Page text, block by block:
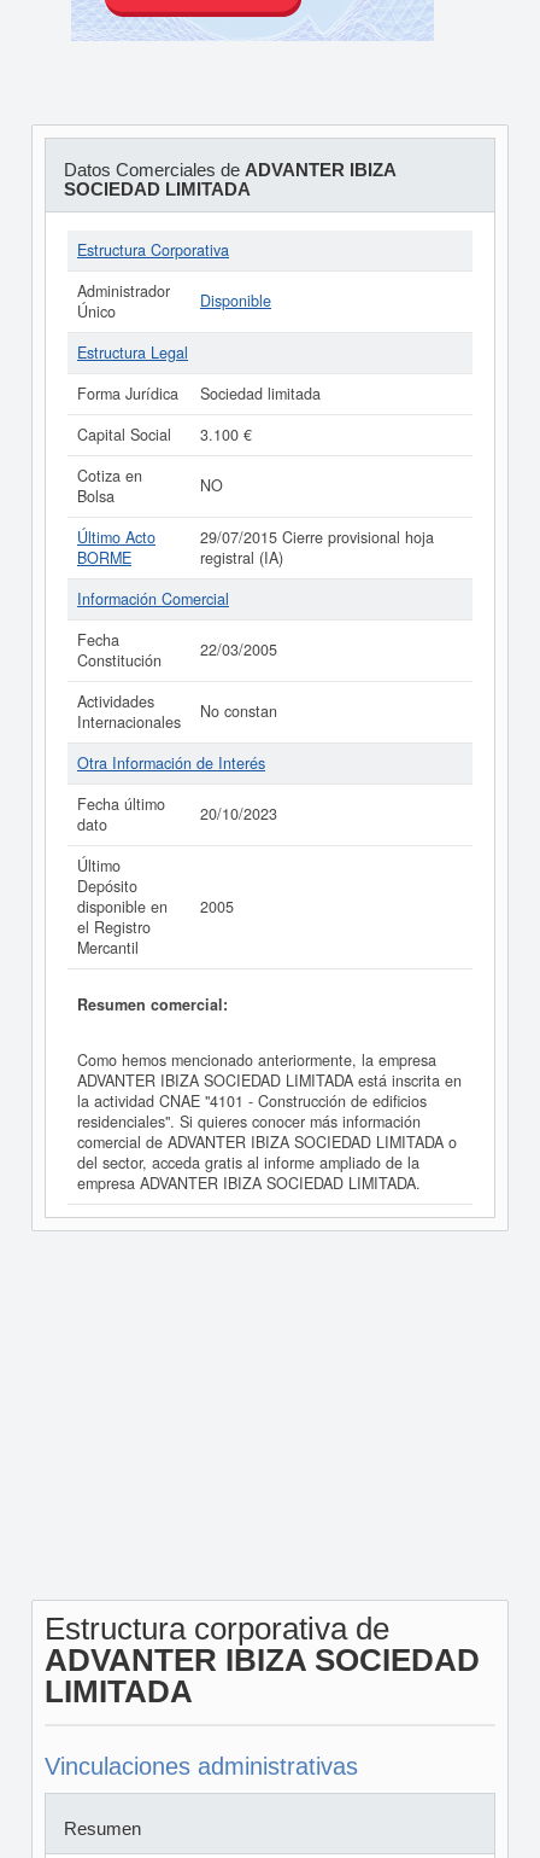
Datos Comerciales de ADVANTER IBIZA
SOCIEDAD LIMITADA
Estructura Corporativa
Administrador
Único
Disponible
Estructura Legal
Forma Jurídica
Sociedad limitada
Capital Social
3.100 €
Cotiza en
Bolsa
NO
Último Acto
BORME
29/07/2015 Cierre provisional hoja
registral (IA)
Información Comercial
Fecha
Constitución
22/03/2005
Actividades
Internacionales
No constan
Otra Información de Interés
Fecha último
dato
20/10/2023
Último
Depósito
disponible en
el Registro
Mercantil
2005
Resumen comercial:
Como hemos mencionado anteriormente, la empresa
ADVANTER IBIZA SOCIEDAD LIMITADA está inscrita en
la actividad CNAE "4101 - Construcción de edificios
residenciales". Si quieres conocer más información
comercial de ADVANTER IBIZA SOCIEDAD LIMITADA o
del sector, acceda gratis al informe ampliado de la
empresa ADVANTER IBIZA SOCIEDAD LIMITADA.
Estructura corporativa de
ADVANTER IBIZA SOCIEDAD
LIMITADA
Vinculaciones administrativas
Resumen